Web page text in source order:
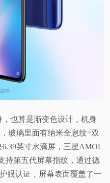
也算是渐变色设计，机身
玻璃里面有纳米全息纹+双
英寸水滴屏，三星AMOL
持第五代屏幕指纹，通过德
眼认证，屏幕表面覆盖了一